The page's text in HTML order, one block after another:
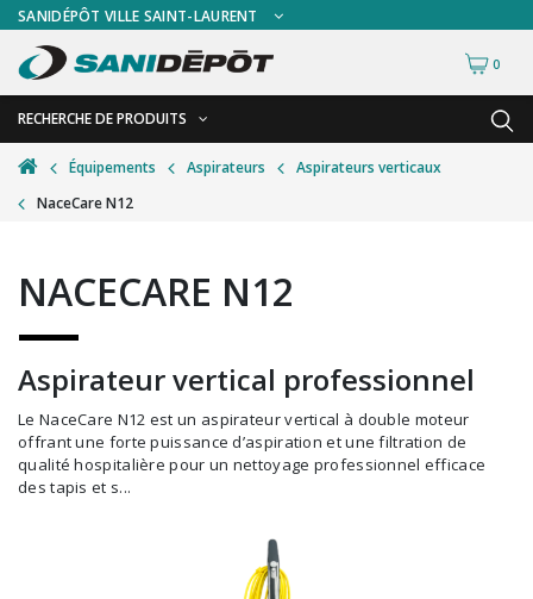
SANIDÉPÔT VILLE SAINT-LAURENT
0
RECHERCHE DE PRODUITS
RETOUR
Accessoires de sécurité
Accessoires pour le lavage de mur
Accessoires pour salles de bain
Alimentaire
Autres accessoires
Balais et porte-poussières
RETOUR
Gants
Plexiglas
Signalisations
Test de diagnostic
Thermomètre
Vêtements de sécurité
Équipements Aspirateurs
Aspirateurs verticaux
NaceCare N12
NACECARE N12
Aspirateur vertical professionnel
Le NaceCare N12 est un aspirateur vertical à double moteur
offrant une forte puissance d’aspiration et une filtration de
qualité hospitalière pour un nettoyage professionnel efficace
des tapis et s...